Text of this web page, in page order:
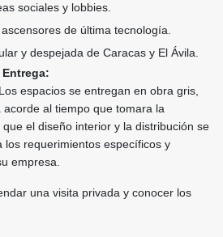
sociales y lobbies.
de última tecnología.
y despejada de Caracas y El Ávila.
espacios se entregan en obra gris,
al tiempo que tomara la
el diseño interior y la distribución se
los requerimientos específicos y
empresa.
una visita privada y conocer los